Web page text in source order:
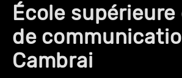
École
de
Cambrai